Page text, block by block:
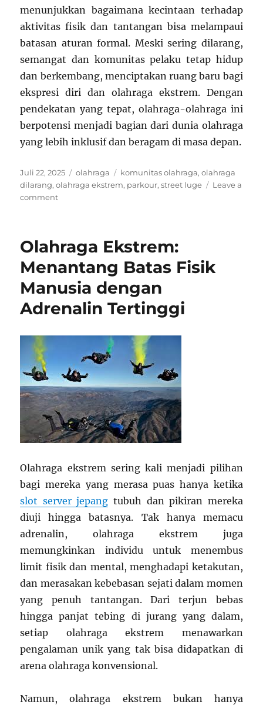
menunjukkan bagaimana kecintaan terhadap
aktivitas fisik dan tantangan bisa melampaui
batasan aturan formal. Meski sering dilarang,
semangat dan komunitas pelaku tetap hidup
dan berkembang, menciptakan ruang baru bagi
ekspresi diri dan olahraga ekstrem. Dengan
pendekatan yang tepat, olahraga-olahraga ini
berpotensi menjadi bagian dari dunia olahraga
yang lebih inklusif dan beragam di masa depan.
Posted
on
Juli 22, 2025 Categories
olahraga Tags
komunitas olahraga,olahraga
dilarang,olahraga ekstrem, parkour,street luge
Leave a
commenton
Tapi
Dicintai:
Dari
Parkour
Sampai
Street
Olahraga Ekstrem:
Menantang Batas Fisik
Manusia dengan
Adrenalin Tertinggi
Olahraga ekstrem sering kali menjadi pilihan
bagi mereka yang merasa puas hanya ketika
slot server jepang tubuh dan pikiran mereka
diuji hingga batasnya. Tak hanya memacu
adrenalin, olahraga ekstrem juga
memungkinkan individu untuk menembus
limit fisik dan mental, menghadapi ketakutan,
dan merasakan kebebasan sejati dalam momen
yang penuh tantangan. Dari terjun bebas
hingga panjat tebing di jurang yang dalam,
setiap olahraga ekstrem menawarkan
pengalaman unik yang tak bisa didapatkan di
arena olahraga konvensional.
Namun, olahraga ekstrem bukan hanya